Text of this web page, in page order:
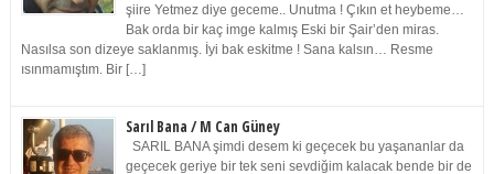
şiire Yetmez diye geceme.. Unutma ! Çıkın et heybeme…
Bak orda bir kaç imge kalmış Eski bir Şair’den miras.
Nasılsa son dizeye saklanmış. İyi bak eskitme ! Sana kalsın… Resme
ısınmamıştım. Bir […]
Sarıl Bana / M Can Güney
SARIL BANA şimdi desem ki geçecek bu yaşananlar da
geçecek geriye bir tek seni sevdiğim kalacak bende bir de